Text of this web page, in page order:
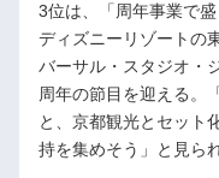
3位は、「周年事業で
ディズニーリゾートの
バーサル・スタジオ・
周年の節目を迎える。
と、京都観光とセット
持を集めそう」と見ら